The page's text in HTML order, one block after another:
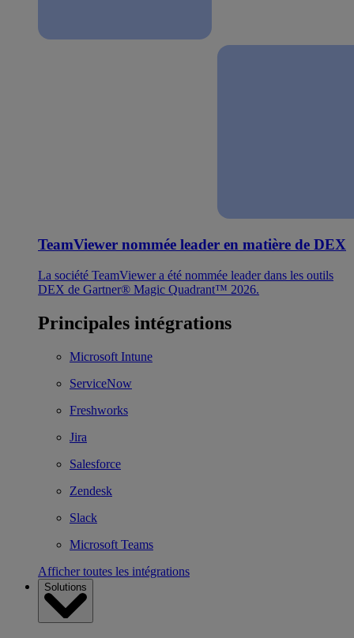
TeamViewer nommée leader en matière de DEX
La société TeamViewer a été nommée leader dans les outils
DEX de Gartner® Magic Quadrant™ 2026.
Principales intégrations
Microsoft Intune
ServiceNow
Freshworks
Jira
Salesforce
Zendesk
Slack
Microsoft Teams
Afficher toutes les intégrations
Solutions